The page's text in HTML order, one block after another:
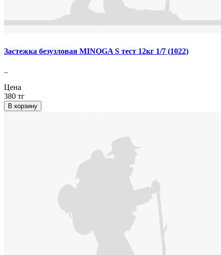
Застежка безузловая MINOGA S тест 12кг 1/7 (1022)
..
Цена
380 тг
В корзину